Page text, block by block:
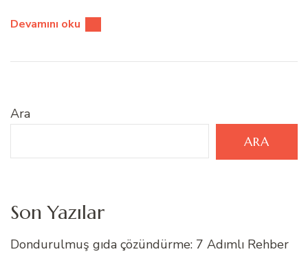
Devamını oku
Ara
ARA
Son Yazılar
Dondurulmuş gıda çözündürme: 7 Adımlı Rehber